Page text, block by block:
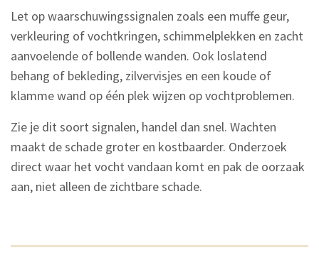
Let op waarschuwingssignalen zoals een muffe geur,
verkleuring of vochtkringen, schimmelplekken en zacht
aanvoelende of bollende wanden. Ook loslatend
behang of bekleding, zilvervisjes en een koude of
klamme wand op één plek wijzen op vochtproblemen.
Zie je dit soort signalen, handel dan snel. Wachten
maakt de schade groter en kostbaarder. Onderzoek
direct waar het vocht vandaan komt en pak de oorzaak
aan, niet alleen de zichtbare schade.